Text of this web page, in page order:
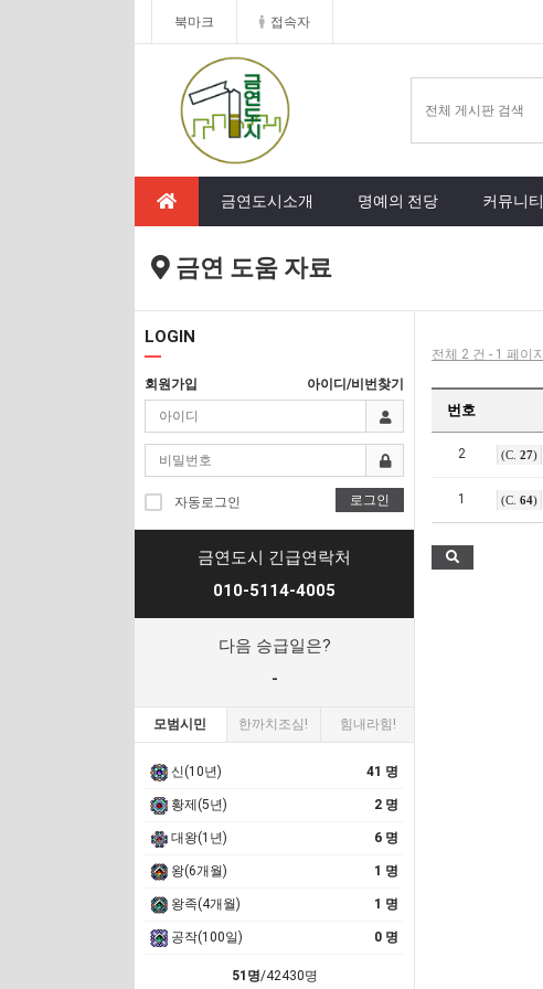
북마크 접속자
금연도시소개 명예의 전당 커뮤니티
금연 도움 자료
LOGIN
회원가입 아이디/비번찾기
자동로그인 로그인
금연도시 긴급연락처
010-5114-4005
다음 승급일은?
-
모범시민 한까치조심! 힘내라힘!
신(10년) 41 명
황제(5년) 2 명
대왕(1년) 6 명
왕(6개월) 1 명
왕족(4개월) 1 명
공작(100일) 0 명
51명/42430명
전체 2 건 - 1 페이지
번호
2 (C. 27)
1 (C. 64)